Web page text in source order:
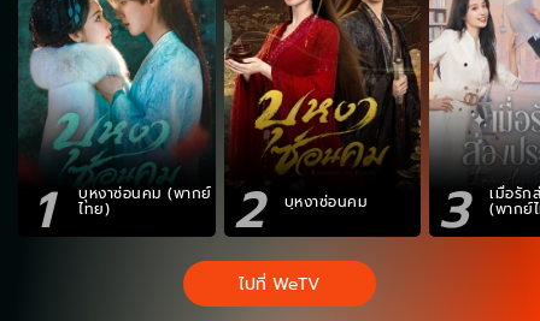
1 บุหงาซ่อนคม (พากย์
ไทย) 2 บุหงาซ่อนคม 3 เมื่อรัก
(พากย์
ไปที่ WeTV